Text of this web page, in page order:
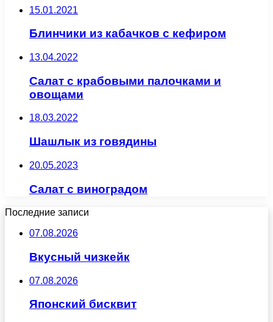
15.01.2021
Блинчики из кабачков с кефиром
13.04.2022
Салат с крабовыми палочками и
овощами
18.03.2022
Шашлык из говядины
20.05.2023
Салат с виноградом
Последние записи
07.08.2026
Вкусный чизкейк
07.08.2026
Японский бисквит